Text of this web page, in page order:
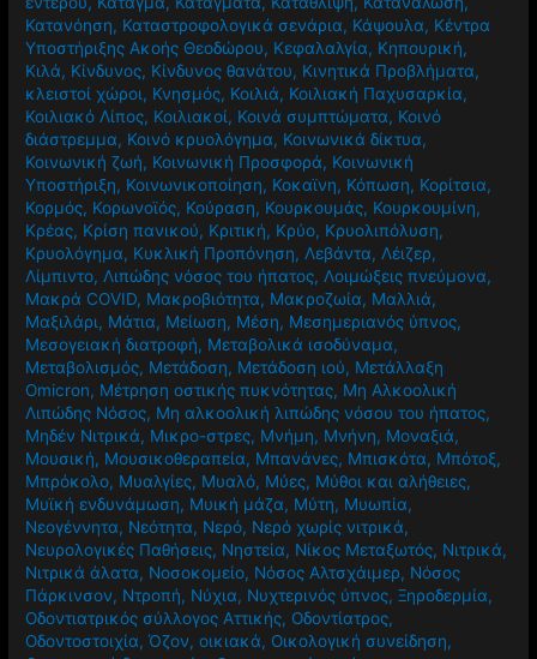
παγκρέατος,Καρκίνος Παχέος Εντέρου,Καρκίνος του
εντέρου,Κάταγμα,Κατάγματα,Κατάθλιψη,Κατανάλωση ,
Κατανόηση,Καταστροφολογικά σενάρια,Κάψουλα,Κέντρα
Υποστήριξης Ακοής Θεοδώρου,Κεφαλαλγία,Κηπουρική,
Κιλά, Κίνδυνος, Κίνδυνος θανάτου,Κινητικά Προβλήματα
κλειστοί χώροι, Κνησμός,Κοιλιά,Κοιλιακή Παχυσαρκία
Κοιλιακό Λίπος,Κοιλιακοί,Κοινά συμπτώματα,Κοινό
διάστρεμμα,Κοινό κρυολόγημα,Κοινωνικά δίκτυα
Κοινωνική ζωή,Κοινωνική Προσφορά,Κοινωνική
Υποστήριξη,Κοινωνικοποίηση ,Κοκαϊνη,Κόπωση,Κορίτσια
Κορμός ,Κορωνοϊός,Κούραση,Κουρκουμάς,Κουρκουμίνη
Κρέας,Κρίση πανικού , Κριτική,Κρύο,Κρυολιπόλυση
Κρυολόγημα,Κυκλική Προπόνηση,Λεβάντα,Λέιζερ,
Λίμπιντο,Λιπώδης νόσος του ήπατος,Λοιμώξεις πνεύμονα
Μακρά COVID,Μακροβιότητα,Μακροζωία,Μαλλιά,
Μαξιλάρι,Μάτια,Μείωση,Μέση,Μεσημεριανός ύπνος
Μεσογειακή διατροφή,Μεταβολικά ισοδύναμα,
Μεταβολισμός,Μετάδοση, Μετάδοση ιού,Μετάλλαξη
Omicron ,Μέτρηση οστικής πυκνότητας, Μη Αλκοολική
Λιπώδης Νόσος ,Μη αλκοολική λιπώδης νόσου του ήπατος
Μηδέν Νιτρικά,Μικρο-στρες ,Μνήμη,Μνήνη,Μοναξιά,
Μουσική,Μουσικοθεραπεία,Μπανάνες,Μπισκότα,Μπότοξ
Μπρόκολο,Μυαλγίες,Μυαλό,Μύες,Μύθοι και αλήθειες
Μυϊκή ενδυνάμωση,Μυική μάζα, Μύτη, Μυωπία
Νεογέννητα,Νεότητα,Νερό, Νερό χωρίς νιτρικά,
Νευρολογικές Παθήσεις,Νηστεία,Νίκος Μεταξωτός,Νιτρικά
Νιτρικά άλατα,Νοσοκομείο ,Νόσος Αλτσχάιμερ,Νόσος
Πάρκινσον,Ντροπή,Νύχια,Νυχτερινός ύπνος,
Οδοντιατρικός σύλλογος Αττικής,Οδοντίατρος,